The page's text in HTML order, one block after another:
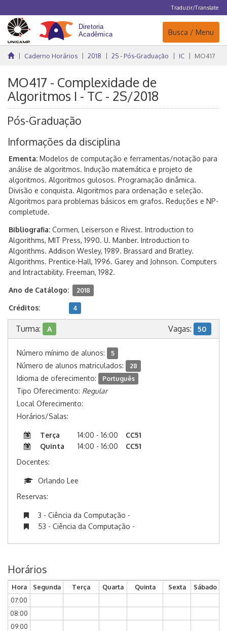
Traduzir/Translate
Navegação
Busca / Menu
Caderno Horários 2018 2S - Pós-Graduação IC MO417
MO417 - Complexidade de
Algoritmos I - TC - 2S/2018
Pós-Graduação
Informações da disciplina
Ementa: Modelos de computação e ferramentas/notação para
análise de algoritmos. Indução matemática e projeto de
algoritmos. Algoritmos gulosos. Programação dinâmica.
Divisão e conquista. Algoritmos para ordenação e seleção.
Algoritmos para problemas básicos em grafos. Reduções e NP-
completude.
Bibliografia: Cormen, Leiserson e Rivest. Introduction to
Algorithms, MIT Press, 1990. U. Manber. Introduction to
Algorithms. Addison Wesley, 1989. Brassard and Bratley.
Algorithms. Prentice-Hall, 1996. Garey and Johnson. Computers
and Intractability. Freeman, 1982.
Ano de Catálogo: 2018
Créditos: 4
Turma: A Vagas: 50
Número mínimo de alunos: 5
Número de alunos matriculados: 28
Idioma de oferecimento: Português
Tipo Oferecimento: Regular
Local Oferecimento:
Horários/Salas:
Terça 14:00 - 16:00
CC51
Quinta
14:00 - 16:00
CC51
Docentes:
Orlando Lee
Reservas:
3 - Ciência da Computação -
53 - Ciência da Computação -
Horários
Hora Segunda Terça Quarta Quinta Sexta
Sábado
07:00
08:00
09:00